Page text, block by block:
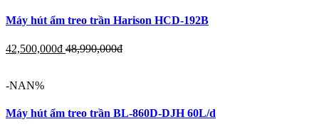
Máy hút ẩm treo trần Harison HCD-192B
42,500,000đ 48,990,000đ
-NAN%
Máy hút ẩm treo trần BL-860D-DJH 60L/d